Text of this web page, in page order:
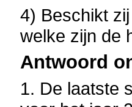
4) Beschikt
welke zijn de
Antwoord
1. De laatste